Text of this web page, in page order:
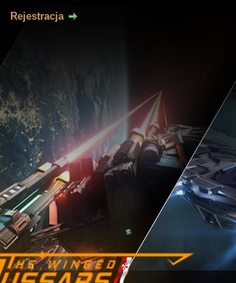
Rejestracja